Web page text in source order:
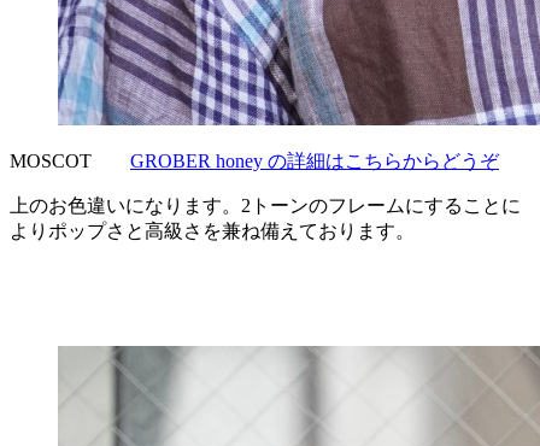
MOSCOT GROBER honey の詳細はこちらからどうぞ
上のお色違いになります。2トーンのフレームにすることに
よりポップさと高級さを兼ね備えております。